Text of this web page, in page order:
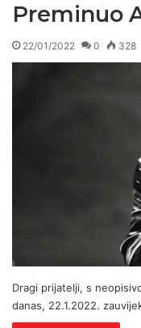
Preminuo
22/01/2022 0 328
Dragi prijatelji, s
danas, 22.1.2022.